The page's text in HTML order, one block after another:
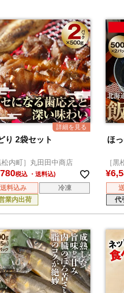
り 2袋セット
松内町］丸田田中商店
税込
送料込み
冷凍
業内出荷
ほ
［
¥
代